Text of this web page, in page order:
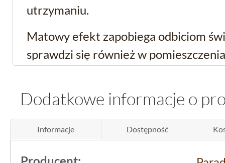
utrzymaniu.
Matowy efekt zapobiega odbiciom
sprawdzi się również w
była zbyt lśniąca. To odpowiednie
szukają podłogi o prostym, surowym
przesadnego połysku.
Dodatkowe informacje o
Informacje Dostępność